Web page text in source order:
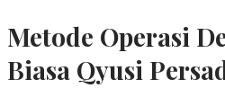
Metode Operasi
Biasa Qyusi